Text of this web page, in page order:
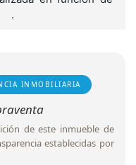
.
INMOBILIARIA
de este inmueble de
establecidas por